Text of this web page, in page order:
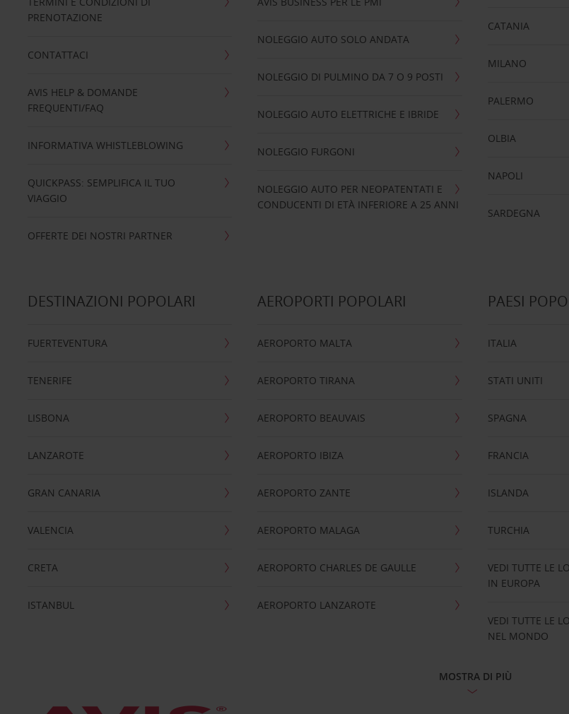
PRENOTAZIONE
CONTATTACI
AVIS HELP & DOMANDE
FREQUENTI/FAQ
INFORMATIVA WHISTLEBLOWING
QUICKPASS: SEMPLIFICA IL TUO
VIAGGIO
OFFERTE DEI NOSTRI PARTNER
NOLEGGIO AUTO SOLO ANDATA
NOLEGGIO DI PULMINO DA 7 O 9 POSTI
NOLEGGIO AUTO ELETTRICHE E IBRIDE
NOLEGGIO FURGONI
NOLEGGIO AUTO PER NEOPATENTATI E
CONDUCENTI DI ETÀ INFERIORE A 25 ANNI
CATANIA
MILANO
PALERMO
OLBIA
NAPOLI
SARDEGNA
DESTINAZIONI POPOLARI
FUERTEVENTURA
TENERIFE
LISBONA
LANZAROTE
GRAN CANARIA
VALENCIA
CRETA
ISTANBUL
AEROPORTI POPOLARI
AEROPORTO MALTA
AEROPORTO TIRANA
AEROPORTO BEAUVAIS
AEROPORTO IBIZA
AEROPORTO ZANTE
AEROPORTO MALAGA
AEROPORTO CHARLES DE GAULLE
AEROPORTO LANZAROTE
PAESI
ITALIA
STATI UNITI
SPAGNA
FRANCIA
ISLANDA
TURCHIA
VEDI TUTTE LE
IN EUROPA
VEDI TUTTE LE
NEL MONDO
MOSTRA DI PIÙ